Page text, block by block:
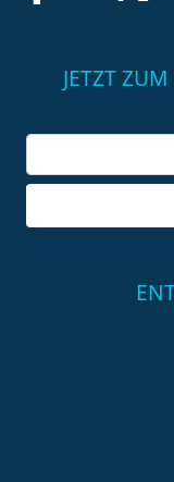
JETZT